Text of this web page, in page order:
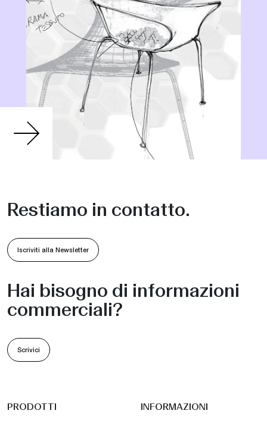
Restiamo in contatto.
Iscriviti alla Newsletter
Hai bisogno di informazioni
commerciali?
Scrivici
PRODOTTI INFORMAZIONI